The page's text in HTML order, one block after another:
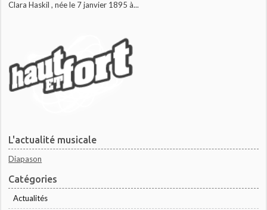
Clara Haskil , née le 7 janvier 1895 à...
L'actualité musicale
Diapason
Catégories
Actualités